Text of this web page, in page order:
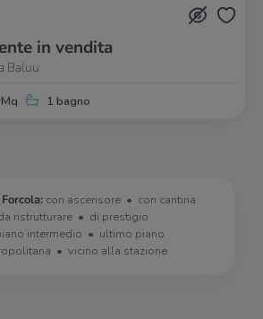
in vendita
Baluu
1 bagno
con ascensore
con cantina
ristrutturare
di prestigio
intermedio
ultimo piano
vicino alla stazione